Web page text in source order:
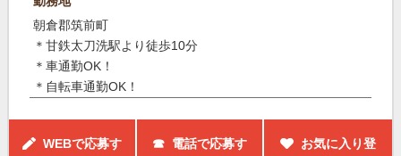
朝倉郡筑前町
＊甘鉄太刀洗駅より徒歩10分
＊車通勤OK！
＊自転車通勤OK！
WEBで応募す
☎ 電話で応募す
お気に入り登